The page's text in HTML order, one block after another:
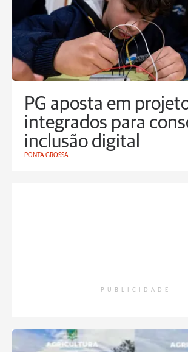
PG aposta em
integrados para
inclusão digital
PONTA GROSSA
PUBLICIDADE